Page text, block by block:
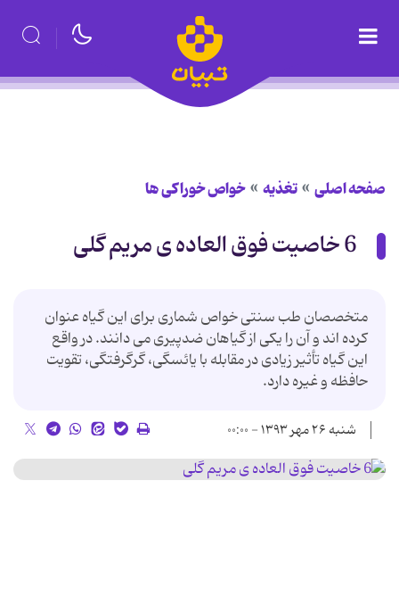
صفحه اصلی تغذیه خواص خوراكی ها
6 خاصیت فوق العاده ی مریم گلی
متخصصان طب سنتی خواص شماری برای این گیاه عنوان
کرده اند و آن را یکی از گیاهان ضدپیری می دانند. در واقع
این گیاه تأثیر زیادی در مقابله با یائسگی، گرگرفتگی، تقویت
حافظه و غیره دارد.
شنبه ۲۶ مهر ۱۳۹۳ - ۰۰:۰۰